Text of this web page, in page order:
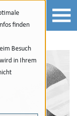
finden
Besuch
in Ihrem